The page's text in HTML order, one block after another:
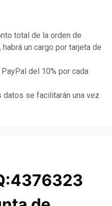
total de la orden de
un cargo por tarjeta de
del 10% por cada
datos se facilitarán una vez